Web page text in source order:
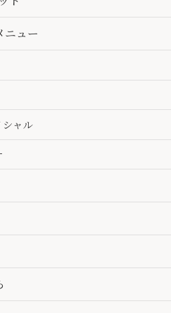
ニュー
シャル